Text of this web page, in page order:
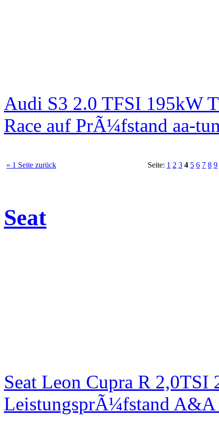
Audi S3 2.0 TFSI 195kW
Race auf PrÃ¼fstand aa-
« 1 Seite zurück Seite: 1 2 3 4 5 6 7 8 9
Seat
Seat Leon Cupra R
LeistungsprÃ¼fstand